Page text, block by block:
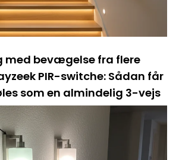
med bevægelse fra flere
PIR-switche: Sådan får
som en almindelig 3-vejs